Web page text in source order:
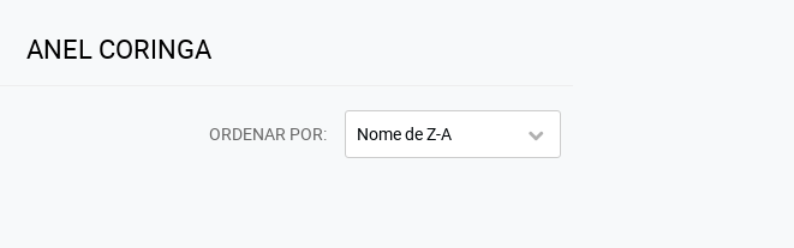
ANEL CORINGA
ORDENAR POR Nome de Z-A